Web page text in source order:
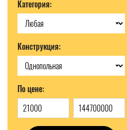
Категория:
Конструкция:
По цене: